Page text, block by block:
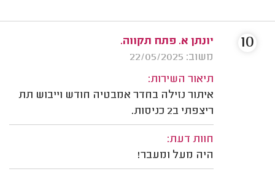
יונתן א. פתח תקווה.
משוב: 22/05/2025
תיאור השירות:
איתור נזילה בחדר אמבטיה חודש וייבוש תת
ריצפתי ב2 כניסות.
חוות דעת:
היה מעל ומעבר!
10